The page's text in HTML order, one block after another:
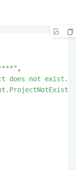
,
does not exist."